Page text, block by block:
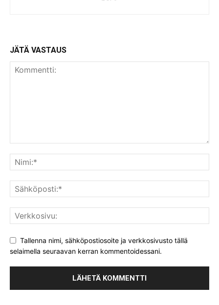
JÄTÄ VASTAUS
Tallenna nimi, sähköpostiosoite ja verkkosivusto tällä
selaimella seuraavan kerran kommentoidessani.